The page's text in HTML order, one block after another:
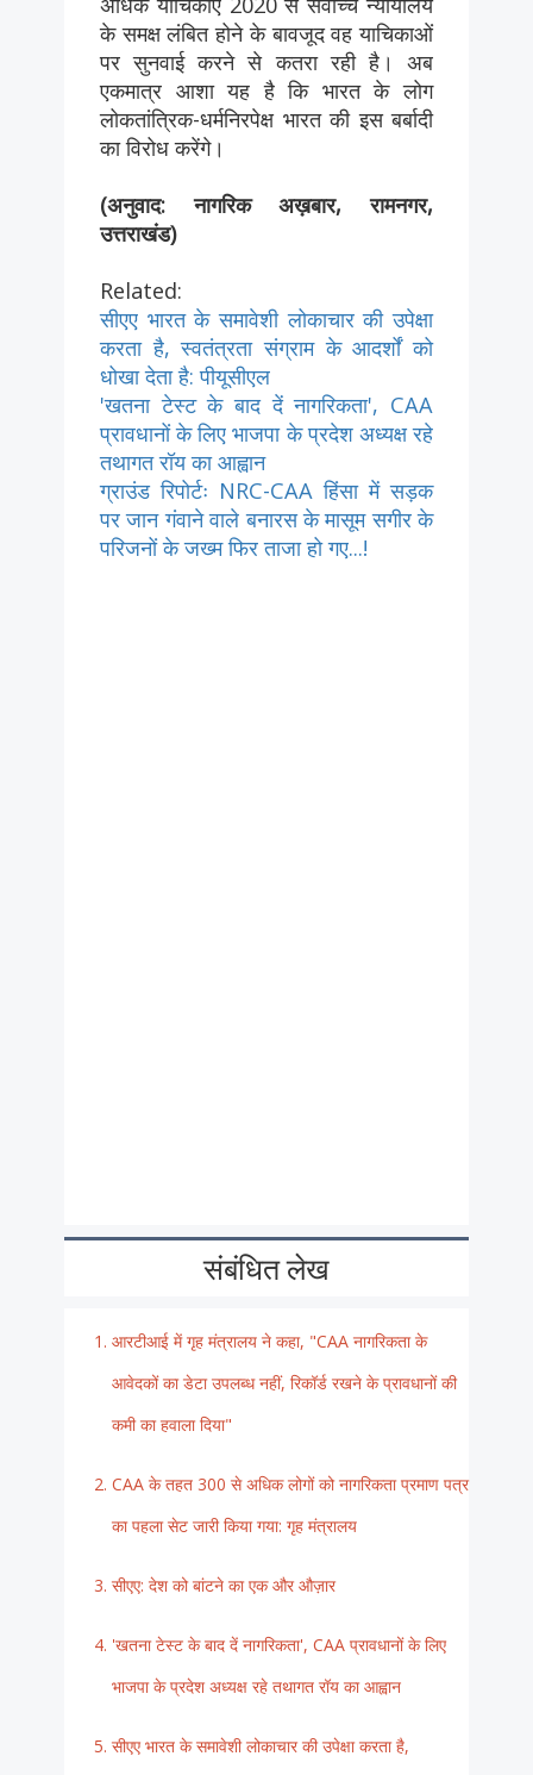
के समक्ष लंबित होने के बावजूद वह याचिकाओं
पर सुनवाई करने से कतरा रही है। अब
एकमात्र आशा यह है कि भारत के लोग
लोकतांत्रिक-धर्मनिरपेक्ष भारत की इस बर्बादी
का विरोध करेंगे।
(अनुवाद: नागरिक अख़बार, रामनगर,
उत्तराखंड)
Related:
सीएए भारत के समावेशी लोकाचार की उपेक्षा
करता है, स्वतंत्रता संग्राम के आदर्शों को
धोखा देता है: पीयूसीएल
'खतना टेस्ट के बाद दें नागरिकता', CAA
प्रावधानों के लिए भाजपा के प्रदेश अध्यक्ष रहे
तथागत रॉय का आह्वान
ग्राउंड रिपोर्टः NRC-CAA हिंसा में सड़क
पर जान गंवाने वाले बनारस के मासूम सगीर के
परिजनों के जख्म फिर ताजा हो गए...!
संबंधित लेख
आरटीआई में गृह मंत्रालय ने कहा, "CAA नागरिकता के
आवेदकों का डेटा उपलब्ध नहीं, रिकॉर्ड रखने के प्रावधानों की
कमी का हवाला दिया"
CAA के तहत 300 से अधिक लोगों को नागरिकता प्रमाण पत्र
का पहला सेट जारी किया गया: गृह मंत्रालय
सीएए: देश को बांटने का एक और औज़ार
'खतना टेस्ट के बाद दें नागरिकता', CAA प्रावधानों के लिए
भाजपा के प्रदेश अध्यक्ष रहे तथागत रॉय का आह्वान
सीएए भारत के समावेशी लोकाचार की उपेक्षा करता है,